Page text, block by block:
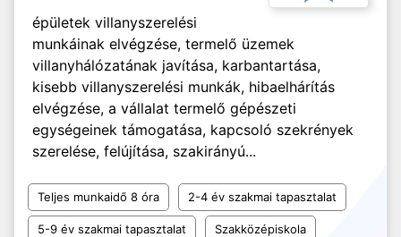
épületek villanyszerelési
munkáinak elvégzése, termelő üzemek
villanyhálózatának javítása, karbantartása,
kisebb villanyszerelési munkák, hibaelhárítás
elvégzése, a vállalat termelő gépészeti
egységeinek támogatása, kapcsoló szekrények
szerelése, felújítása, szakirányú...
Teljes munkaidő 8 óra 2-4 év szakmai tapasztalat
5-9 év szakmai tapasztalat Szakközépiskola